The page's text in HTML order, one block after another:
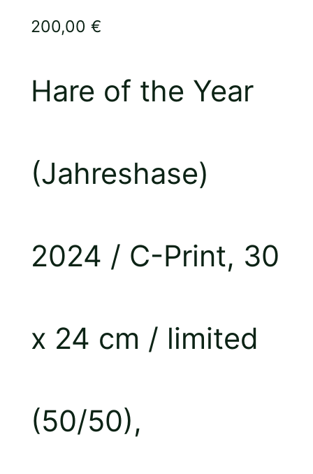
200,00 €
Hare of the Year
(Jahreshase)
2024 / C-Print, 30
x 24 cm / limited
(50/50),